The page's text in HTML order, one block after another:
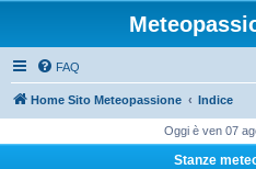
FAQ
Home Sito Meteopassione Indice
Oggi è ven 07
Stanze